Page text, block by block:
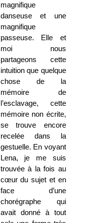
magnifique
danseuse et une
magnifique
passeuse. Elle et
moi nous
partageons cette
intuition que quelque
chose de la
mémoire de
l’esclavage, cette
mémoire non écrite,
se trouve encore
recelée dans la
gestuelle. En voyant
Lena, je me suis
trouvée à la fois au
cœur du sujet et en
face d’une
chorégraphe qui
avait donné à tout